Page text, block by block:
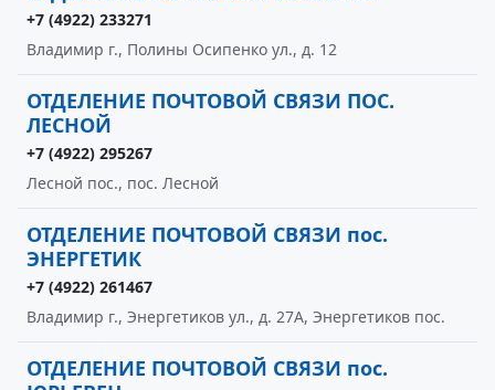
+7 (4922) 233271
Владимир г., Полины Осипенко ул., д. 12
ОТДЕЛЕНИЕ ПОЧТОВОЙ СВЯЗИ ПОС.
ЛЕСНОЙ
+7 (4922) 295267
Лесной пос., пос. Лесной
ОТДЕЛЕНИЕ ПОЧТОВОЙ СВЯЗИ пос.
ЭНЕРГЕТИК
+7 (4922) 261467
Владимир г., Энергетиков ул., д. 27А, Энергетиков пос.
ОТДЕЛЕНИЕ ПОЧТОВОЙ СВЯЗИ пос.